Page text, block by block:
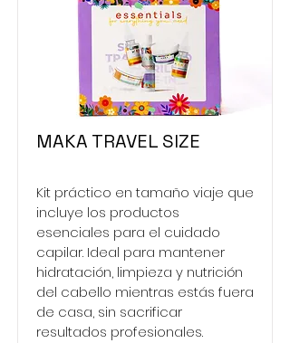
MAKA TRAVEL SIZE
Kit práctico en tamaño viaje que
incluye los productos
esenciales para el cuidado
capilar. Ideal para mantener
hidratación, limpieza y nutrición
del cabello mientras estás fuera
de casa, sin sacrificar
resultados profesionales.